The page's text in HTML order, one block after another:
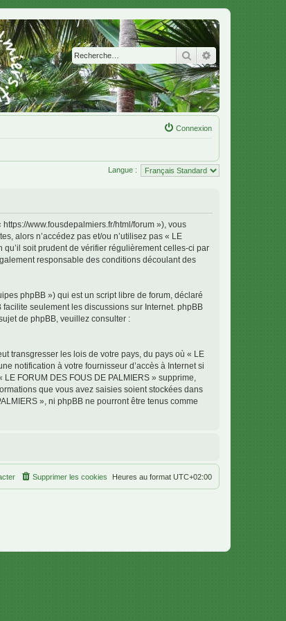
Rechercher
Connexion
Langue :
www.fousdepalmiers.fr/html/forum »), vous
alors n’accédez pas et/ou n’utilisez pas « LE
soit prudent de vérifier régulièrement celles-ci par
responsable des conditions découlant des
phpBB ») qui est un script libre de forum, déclaré
facilite seulement les discussions sur Internet. phpBB
de phpBB, veuillez consulter :
transgresser les lois de votre pays, du pays où « LE
notification à votre fournisseur d’accès à Internet si
FORUM DES FOUS DE PALMIERS » supprime,
que vous avez saisies soient stockées dans
», ni phpBB ne pourront être tenus comme
Heures au format UTC+02:00
Supprimer les cookies